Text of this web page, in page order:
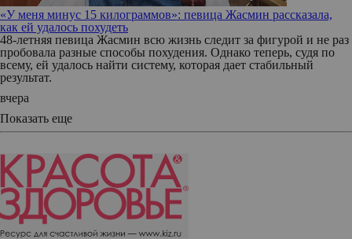
«У меня минус 15 килограммов»: певица Жасмин рассказала,
как ей удалось похудеть
48-летняя певица Жасмин всю жизнь следит за фигурой и не раз
пробовала разные способы похудения. Однако теперь, судя по
всему, ей удалось найти систему, которая дает стабильный
результат.
вчера
Показать еще